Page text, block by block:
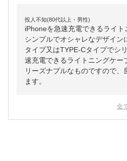
投人不知(80代以上・男性)
iPhoneを急速充電できるライト
シンプルでオシャレなデザイン
タイプ又はTYPE-Cタイプでシ
速充電できるライトニングケー
リーズナブルなものですので
ます。
全